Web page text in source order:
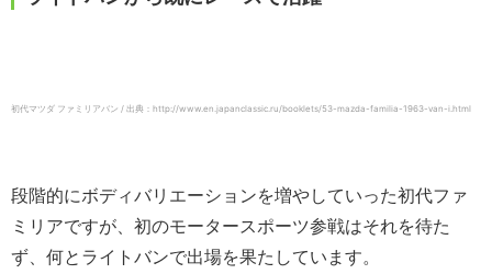
初代マツダ ファミリアバン / 出典：http://www.en.japanclassic.ru/booklets/53-mazda-familia-1963-van-i.html
段階的にボディバリエーションを増やしていった初代ファ
ミリアですが、初のモータースポーツ参戦はそれを待た
ず、何とライトバンで出場を果たしています。